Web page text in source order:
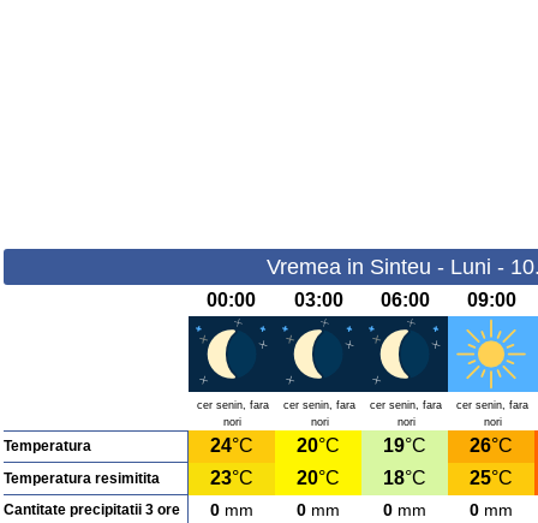
Vremea in Sinteu - Luni -
00:00 03:00 06:00 09:00
cer senin, fara
nori
cer senin, fara
nori
cer senin, fara
nori
cer senin, fara
nori
Temperatura 24°C 20°C 19°C 26°C
Temperatura resimitita 23°C 20°C 18°C 25°C
Cantitate precipitatii 3 ore 0 mm 0 mm 0 mm 0 mm